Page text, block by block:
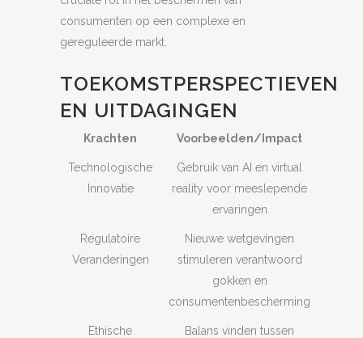
consumenten op een complexe en
gereguleerde markt.
TOEKOMSTPERSPECTIEVEN
EN UITDAGINGEN
Krachten Voorbeelden/Impact
Technologische
Innovatie
Gebruik van AI en virtual
reality voor meeslepende
ervaringen
Regulatoire
Veranderingen
Nieuwe wetgevingen
stimuleren verantwoord
gokken en
consumentenbescherming
Ethische
Balans vinden tussen